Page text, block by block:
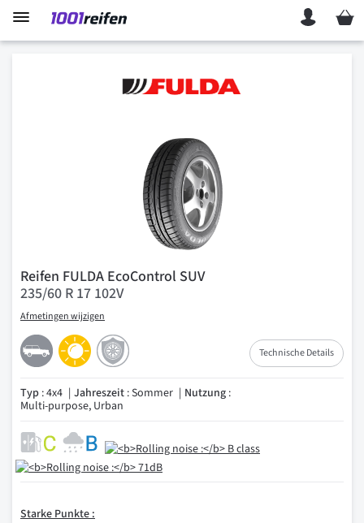
Mein
Reifen FULDA EcoControl SUV
235/60 R 17 102V
Afmetingen wijzigen
Technische Details
Typ : 4x4 Jahreszeit : Sommer Nutzung :
Multi-purpose, Urban
Starke Punkte :